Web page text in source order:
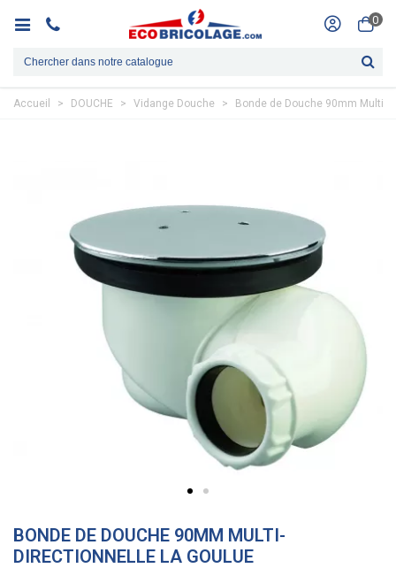
0
Accueil > DOUCHE > Vidange Douche > Bonde de Douche 90mm Multi-
BONDE DE DOUCHE 90MM MULTI-
DIRECTIONNELLE LA GOULUE